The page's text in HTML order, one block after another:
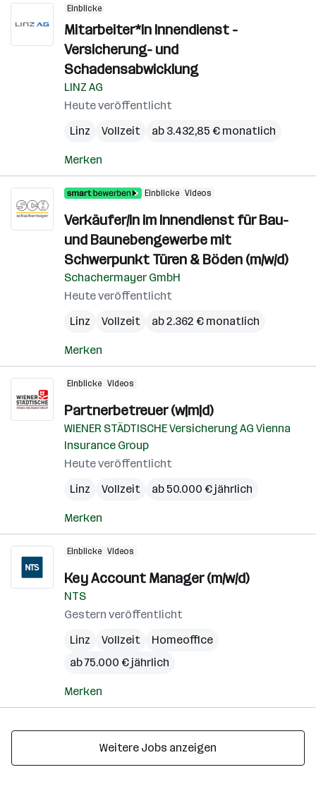
Einblicke
Mitarbeiter*in Innendienst -
Versicherung- und
Schadensabwicklung
LINZ AG
Heute veröffentlicht
Linz
Vollzeit ab 3.432,85 € monatlich
Merken
Einblicke Videos
Verkäufer/in im Innendienst für Bau-
und Baunebengewerbe mit
Schwerpunkt Türen & Böden (m/w/d)
Schachermayer GmbH
Heute veröffentlicht
Linz
Vollzeit ab 2.362 € monatlich
Merken
Einblicke Videos
Partnerbetreuer (w|m|d)
WIENER STÄDTISCHE Versicherung AG Vienna
Insurance Group
Heute veröffentlicht
Linz
Vollzeit ab 50.000 € jährlich
Merken
Einblicke Videos
Key Account Manager (m/w/d)
NTS
Gestern veröffentlicht
Linz
Vollzeit
Homeoffice
ab 75.000 € jährlich
Merken
Weitere Jobs anzeigen